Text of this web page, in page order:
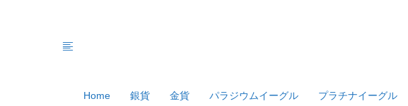
Home 銀貨 金貨 パラジウムイーグル プラチナイーグル